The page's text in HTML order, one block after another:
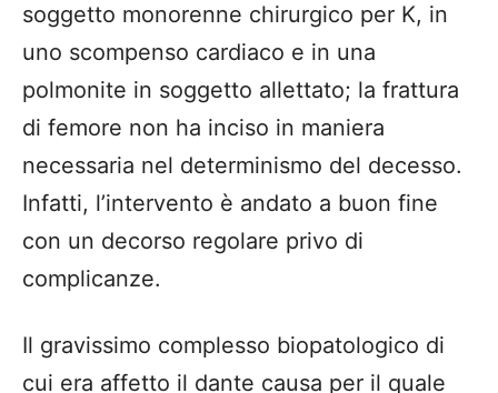
soggetto monorenne chirurgico per K, in
uno scompenso cardiaco e in una
polmonite in soggetto allettato; la frattura
di femore non ha inciso in maniera
necessaria nel determinismo del decesso.
Infatti, l’intervento è andato a buon fine
con un decorso regolare privo di
complicanze.
Il gravissimo complesso biopatologico di
cui era affetto il dante causa per il quale